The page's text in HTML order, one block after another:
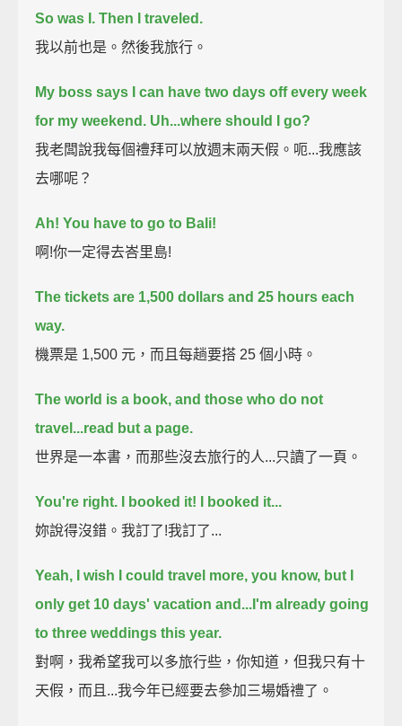
So was I. Then I traveled.
我以前也是。然後我旅行。
My boss says I can have two days off every week
for my weekend. Uh...where should I go?
我老闆說我每個禮拜可以放週末兩天假。呃...我應該
去哪呢？
Ah! You have to go to Bali!
啊!你一定得去峇里島!
The tickets are 1,500 dollars and 25 hours each
way.
機票是 1,500 元，而且每趟要搭 25 個小時。
The world is a book, and those who do not
travel...read but a page.
世界是一本書，而那些沒去旅行的人...只讀了一頁。
You're right. I booked it!
I booked it...
妳說得沒錯。我訂了!我訂了...
Yeah, I wish I could travel more, you know, but I
only get 10 days' vacation and... I'm already going
to three weddings this year.
對啊，我希望我可以多旅行些，你知道，但我只有十
天假，而且...我今年已經要去參加三場婚禮了。